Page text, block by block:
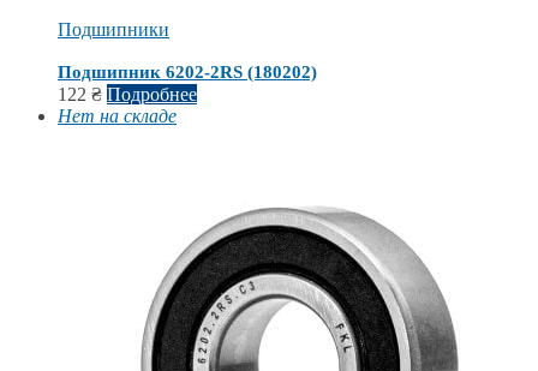
Подшипники
Подшипник 6202-2RS (180202)
122 ₴ Подробнее
Нет на складе